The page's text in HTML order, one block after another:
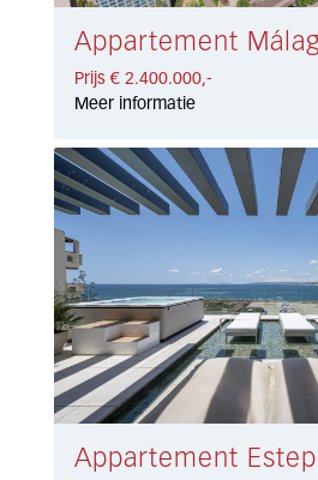
Prijs € 2.400.000,-
Meer informatie